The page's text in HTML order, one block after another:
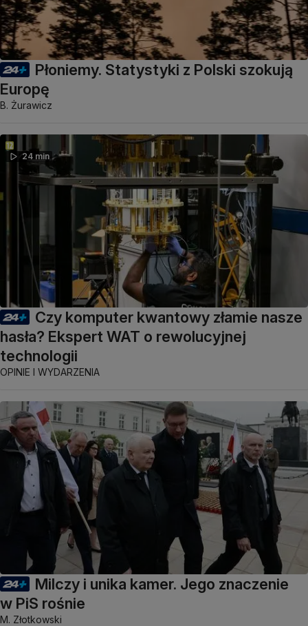
Płoniemy. Statystyki z Polski szokują
Europę
B. Żurawicz
24 min
Czy komputer kwantowy złamie nasze
hasła? Ekspert WAT o rewolucyjnej
technologii
OPINIE I WYDARZENIA
Milczy i unika kamer. Jego znaczenie
w PiS rośnie
M. Złotkowski